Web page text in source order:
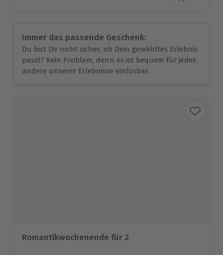
Immer das passende Geschenk:
Du bist Dir nicht sicher, ob Dein gewähltes Erlebnis
passt? Kein Problem, denn es ist bequem für jedes
andere unserer Erlebnisse einlösbar.
Romantikwochenende für 2